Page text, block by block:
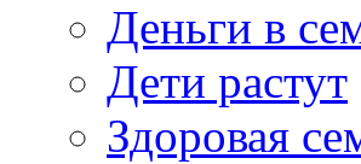
Деньги в
Дети растут
Здоровая